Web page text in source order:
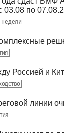
03.08 по
недели
Россией и
линии